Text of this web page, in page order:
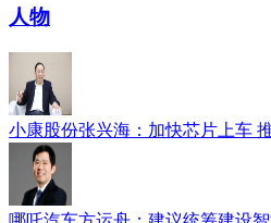
人物
小康股份张兴海：加快芯片上车